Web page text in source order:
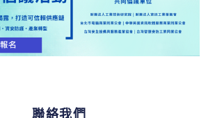
聯絡我們